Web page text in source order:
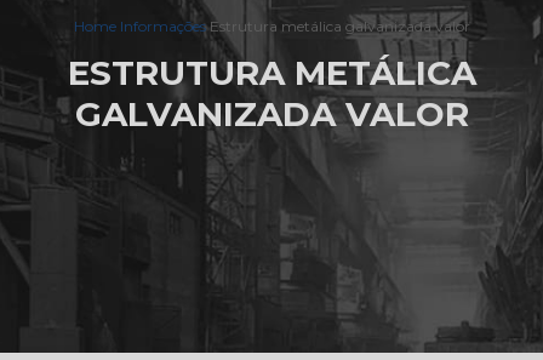
Home Informações Estrutura metálica galvanizada valor
ESTRUTURA METÁLICA
GALVANIZADA VALOR